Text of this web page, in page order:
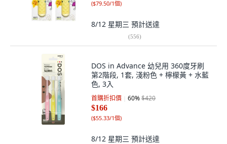
($79.50/1個)
8/12 星期三 預計送達
(556)
DOS in Advance 幼兒用 360度牙刷
第2階段, 1套, 淺粉色 + 檸檬黃 + 水藍
色, 3入
首購折扣價 60%$420
$166
($55.33/1個)
8/12 星期三 預計送達